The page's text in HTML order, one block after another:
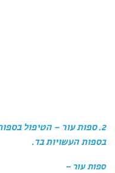
2. ספות עור – הטיפול
בספות העשויות בד.
ספות עור –